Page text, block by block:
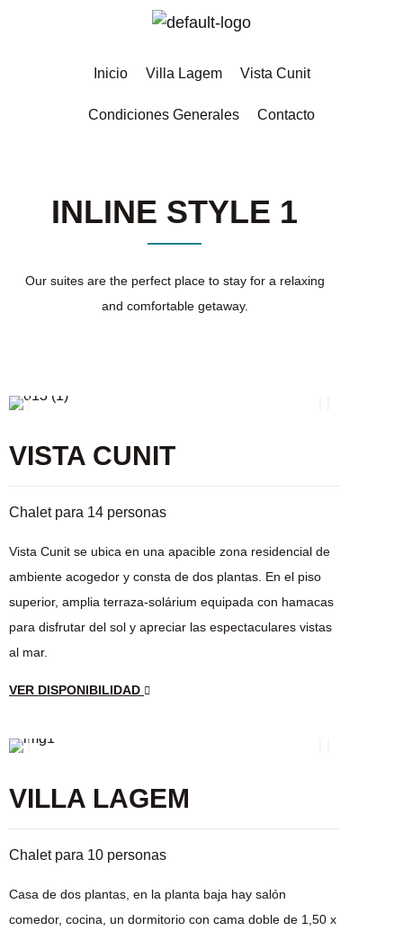
Inicio Villa Lagem Vista Cunit
Condiciones Generales Contacto
INLINE STYLE 1
Our suites are the perfect place to stay for a relaxing
and comfortable getaway.
VISTA CUNIT
Chalet para 14 personas
Vista Cunit se ubica en una apacible zona residencial de
ambiente acogedor y consta de dos plantas. En el piso
superior, amplia terraza-solárium equipada con hamacas
para disfrutar del sol y apreciar las espectaculares vistas
al mar.
VER DISPONIBILIDAD
VILLA LAGEM
Chalet para 10 personas
Casa de dos plantas, en la planta baja hay salón
comedor, cocina, un dormitorio con cama doble de 1,50 x